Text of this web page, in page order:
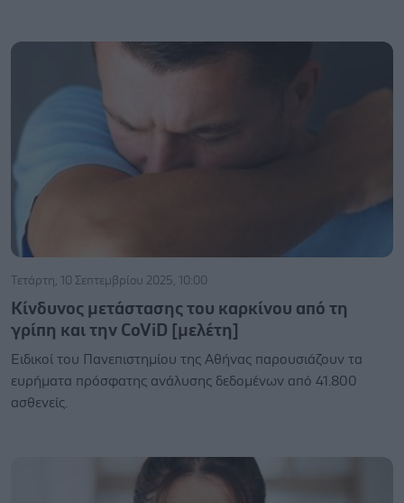
Τετάρτη, 10 Σεπτεμβρίου 2025, 10:00
Κίνδυνος μετάστασης του καρκίνου από τη
γρίπη και την CoViD [μελέτη]
Ειδικοί του Πανεπιστημίου της Αθήνας παρουσιάζουν τα
ευρήματα πρόσφατης ανάλυσης δεδομένων από 41.800
ασθενείς.